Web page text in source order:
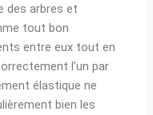
des arbres et
tout bon
entre eux tout en
l’un par
élastique ne
bien les